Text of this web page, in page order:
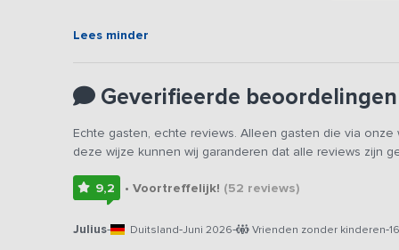
betreft hetzelfde vakantieadres met dezelfde foto's &
Lees minder
Geverifieerde beoordelingen
Echte gasten, echte reviews. Alleen gasten die via
deze wijze kunnen wij garanderen dat alle reviews zijn
9,2 • Voortreffelijk! (52 reviews)
Julius- Duitsland-Juni 2026- Vrienden zonder kinderen-